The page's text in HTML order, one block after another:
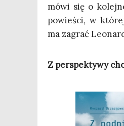
mówi się o
powie­ści, w
ma zagrać
Z per­spek­ty­wy